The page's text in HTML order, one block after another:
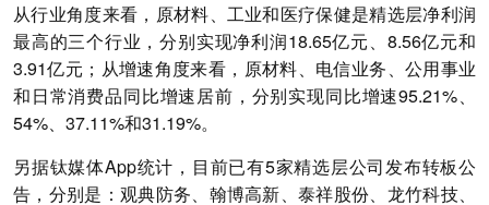
从行业角度来看，原材料、工业和医疗保健是精选层净利润
最高的三个行业，分别实现净利润18.65亿元、8.56亿元和
3.91亿元；从增速角度来看，原材料、电信业务、公用事业
和日常消费品同比增速居前，分别实现同比增速95.21%、
54%、37.11%和31.19%。
另据钛媒体App统计，目前已有5家精选层公司发布转板公
告，分别是：观典防务、翰博高新、泰祥股份、龙竹科技、